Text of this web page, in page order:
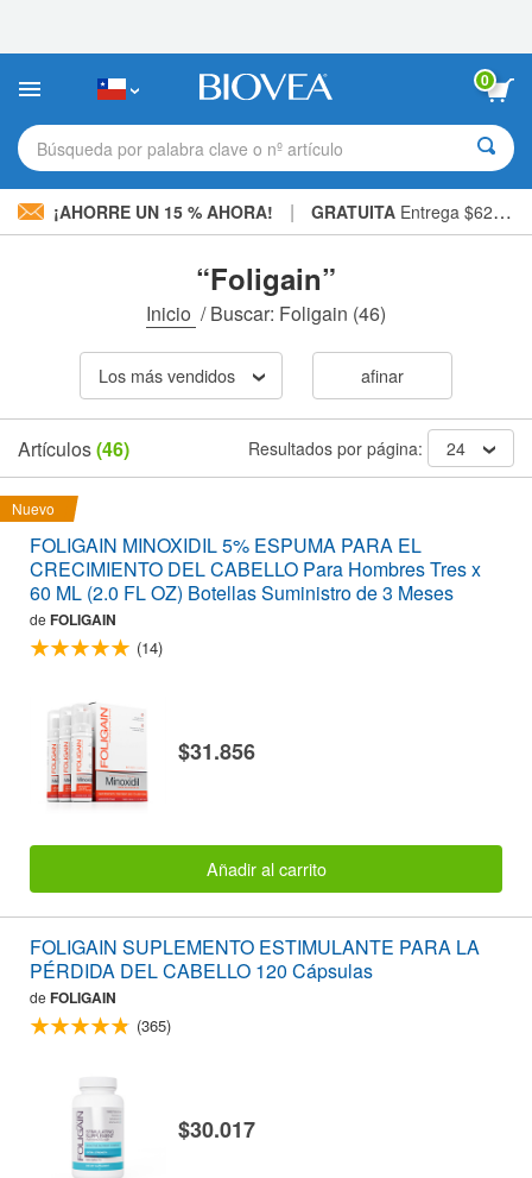
sitio
incluye
sistema
de
0
Búsqueda por palabra clave o nº artículo
¡AHORRE UN 15 % AHORA! | GRATUITA Entrega $62.900 »
“Foligain”
Inicio /Buscar: Foligain (46)
Los más vendidos afinar
Artículos(46) Resultados por página: 24
Nuevo
FOLIGAIN MINOXIDIL 5% ESPUMA PARA EL
CRECIMIENTO DEL CABELLO Para Hombres Tres x
60 ML (2.0 FL OZ) Botellas Suministro de 3 Meses
de FOLIGAIN
(14)
$31.856
Añadir al carrito
FOLIGAIN SUPLEMENTO ESTIMULANTE PARA LA
PÉRDIDA DEL CABELLO 120 Cápsulas
de FOLIGAIN
(365)
$30.017